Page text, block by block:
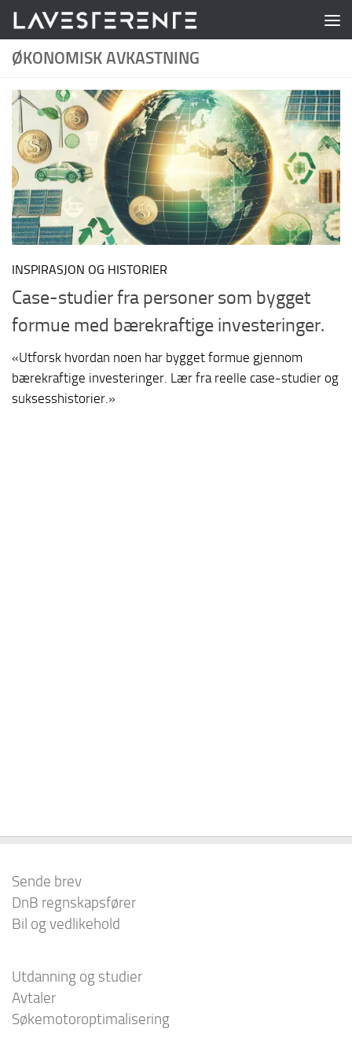
Skip to content
ØKONOMISK AVKASTNING
INSPIRASJON OG HISTORIER
Case-studier fra personer som bygget
formue med bærekraftige investeringer.
«Utforsk hvordan noen har bygget formue gjennom
bærekraftige investeringer. Lær fra reelle case-studier og
suksesshistorier.»
Sende brev
DnB regnskapsfører
Bil og vedlikehold
Utdanning og studier
Avtaler
Søkemotoroptimalisering